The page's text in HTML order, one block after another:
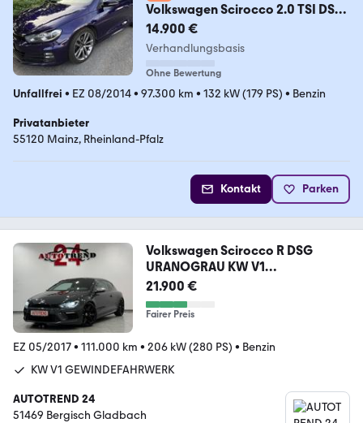
Volkswagen Scirocco 2.0 TSI DSG
R-Line
14.900 €
Verhandlungsbasis
Ohne Bewertung
Unfallfrei • EZ 08/2014• 97.300 km • 132 kW (179 PS) • Benzin
Privatanbieter
55120 Mainz, Rheinland-Pfalz
Kontakt Parken
Volkswagen Scirocco R DSG
URANOGRAU KW V1
GEWINDEFAHRWERK
21.900 €
Fairer Preis
EZ 05/2017• 111.000 km • 206 kW (280 PS) • Benzin
KW V1 GEWINDEFAHRWERK
AUTOTREND 24
51469 Bergisch Gladbach